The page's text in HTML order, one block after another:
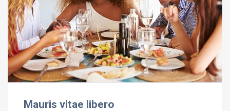
Mauris vitae libero